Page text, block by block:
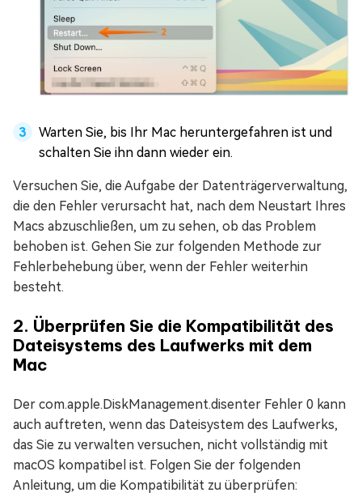
Warten Sie, bis Ihr Mac heruntergefahren ist und
schalten Sie ihn dann wieder ein.
Versuchen Sie, die Aufgabe der Datenträgerverwaltung,
die den Fehler verursacht hat, nach dem Neustart Ihres
Macs abzuschließen, um zu sehen, ob das Problem
behoben ist. Gehen Sie zur folgenden Methode zur
Fehlerbehebung über, wenn der Fehler weiterhin
besteht.
2. Überprüfen Sie die Kompatibilität des
Dateisystems des Laufwerks mit dem
Mac
Der com.apple.DiskManagement.disenter Fehler 0 kann
auch auftreten, wenn das Dateisystem des Laufwerks,
das Sie zu verwalten versuchen, nicht vollständig mit
macOS kompatibel ist. Folgen Sie der folgenden
Anleitung, um die Kompatibilität zu überprüfen: